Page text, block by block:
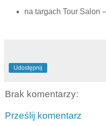
na targach Tour Salon
Udostępnij
Brak komentarzy:
Prześlij komentarz